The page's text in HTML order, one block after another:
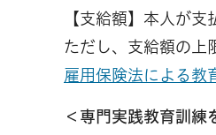
【支給額】本人が
ただし、支給額の上
雇用保険法による教
＜専門実践教育訓練